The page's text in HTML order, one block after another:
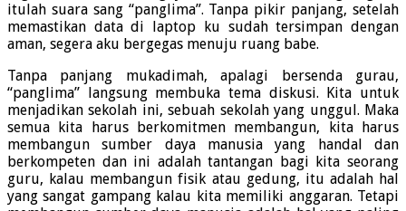
itulah suara sang “panglima”. Tanpa pikir panjang, setelah
memastikan data di laptop ku sudah tersimpan dengan
aman, segera aku bergegas menuju ruang babe.
Tanpa panjang mukadimah, apalagi bersenda gurau,
“panglima” langsung membuka tema diskusi. Kita untuk
menjadikan sekolah ini, sebuah sekolah yang unggul. Maka
semua kita harus berkomitmen membangun, kita harus
membangun sumber daya manusia yang handal dan
berkompeten dan ini adalah tantangan bagi kita seorang
guru, kalau membangun fisik atau gedung, itu adalah hal
yang sangat gampang kalau kita memiliki anggaran. Tetapi